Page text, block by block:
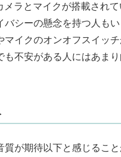
ラとマイクが搭載されて
バシーの懸念を持つ人も
マイクのオンオフスイッ
も不安がある人にはあまり
質が期待以下と感じること